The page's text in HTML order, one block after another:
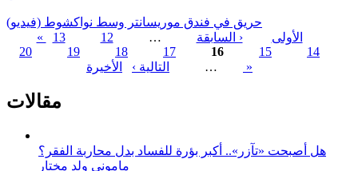
حريق في فندق موريسانتر وسط نواكشوط (فيديو)
الصفحات
« الأولى ‹ السابقة …
12
13
14
15
16
17
18
19
20
…
التالية › الأخيرة »
مقالات
هل أصبحت «تآزر».. أكبر بؤرة للفساد بدل محاربة الفقر؟
مامونى ولد مختار